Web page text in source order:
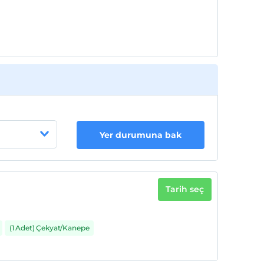
Yer durumuna bak
(1 Adet) Çekyat/Kanepe
Tarih seç